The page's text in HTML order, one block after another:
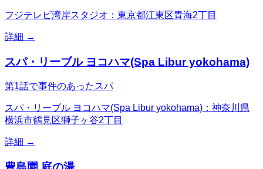
フジテレビ湾岸スタジオ：東京都江東区青海2丁目
詳細 →
スパ・リーブル ヨコハマ(Spa Libur yokohama)
第1話で事件のあったスパ
スパ・リーブル ヨコハマ(Spa Libur yokohama)：神奈川県
横浜市鶴見区獅子ヶ谷2丁目
詳細 →